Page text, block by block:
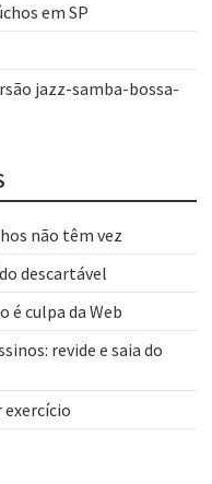
em SP
jazz-samba-bossa-
não têm vez
descartável
é culpa da Web
revide e saia do